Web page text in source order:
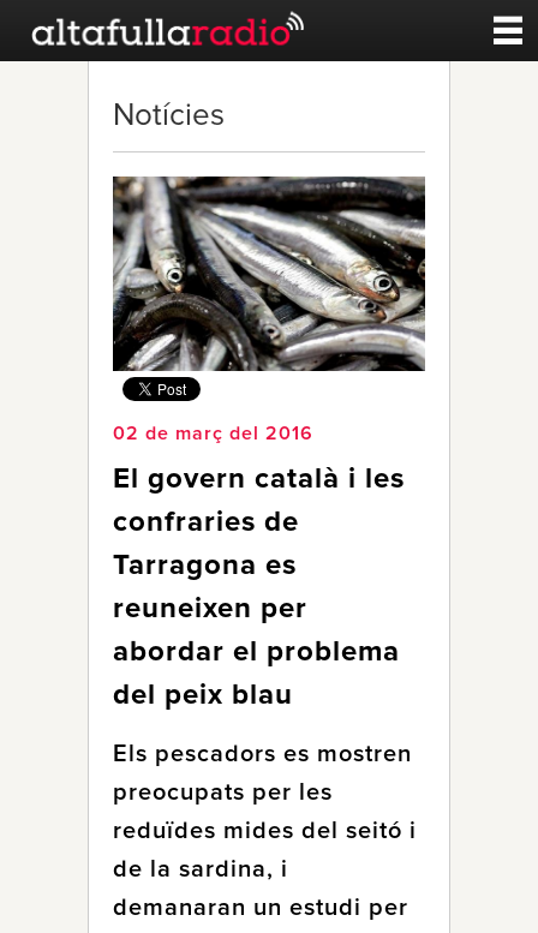
Esports
Noticies
Qui Som
Notícies
02 de març del 2016
El govern català i les
confraries de
Tarragona es
reuneixen per
abordar el problema
del peix blau
Els pescadors es mostren
preocupats per les
reduïdes mides del seitó i
de la sardina, i
demanaran un estudi per